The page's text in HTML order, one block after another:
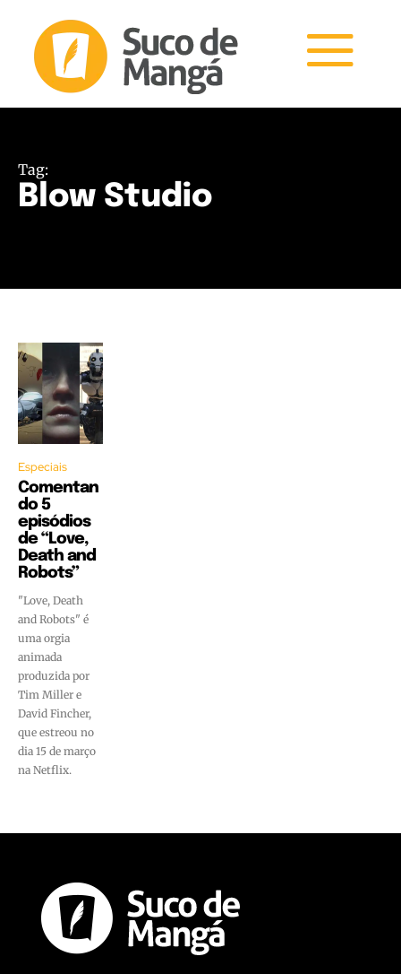
Tag:
Blow Studio
Especiais
Comentan
do 5
episódios
de “Love,
Death and
Robots”
"Love, Death
and Robots" é
uma orgia
animada
produzida por
Tim Miller e
David Fincher,
que estreou no
dia 15 de março
na Netflix.